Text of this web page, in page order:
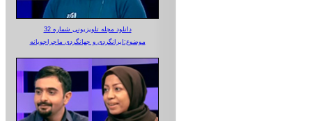
دانلود مجله تلویزیونی شماره 32
موضوع:ایرانگردی و جهانگردی ماجراجویانه